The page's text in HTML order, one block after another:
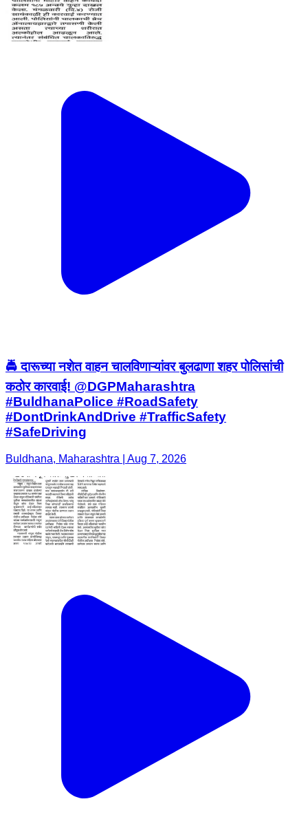
🚔 दारूच्या नशेत वाहन चालविणाऱ्यांवर बुलढाणा शहर पोलिसांची
कठोर कारवाई! @DGPMaharashtra
#BuldhanaPolice #RoadSafety
#DontDrinkAndDrive #TrafficSafety
#SafeDriving
Buldhana, Maharashtra | Aug 7, 2026